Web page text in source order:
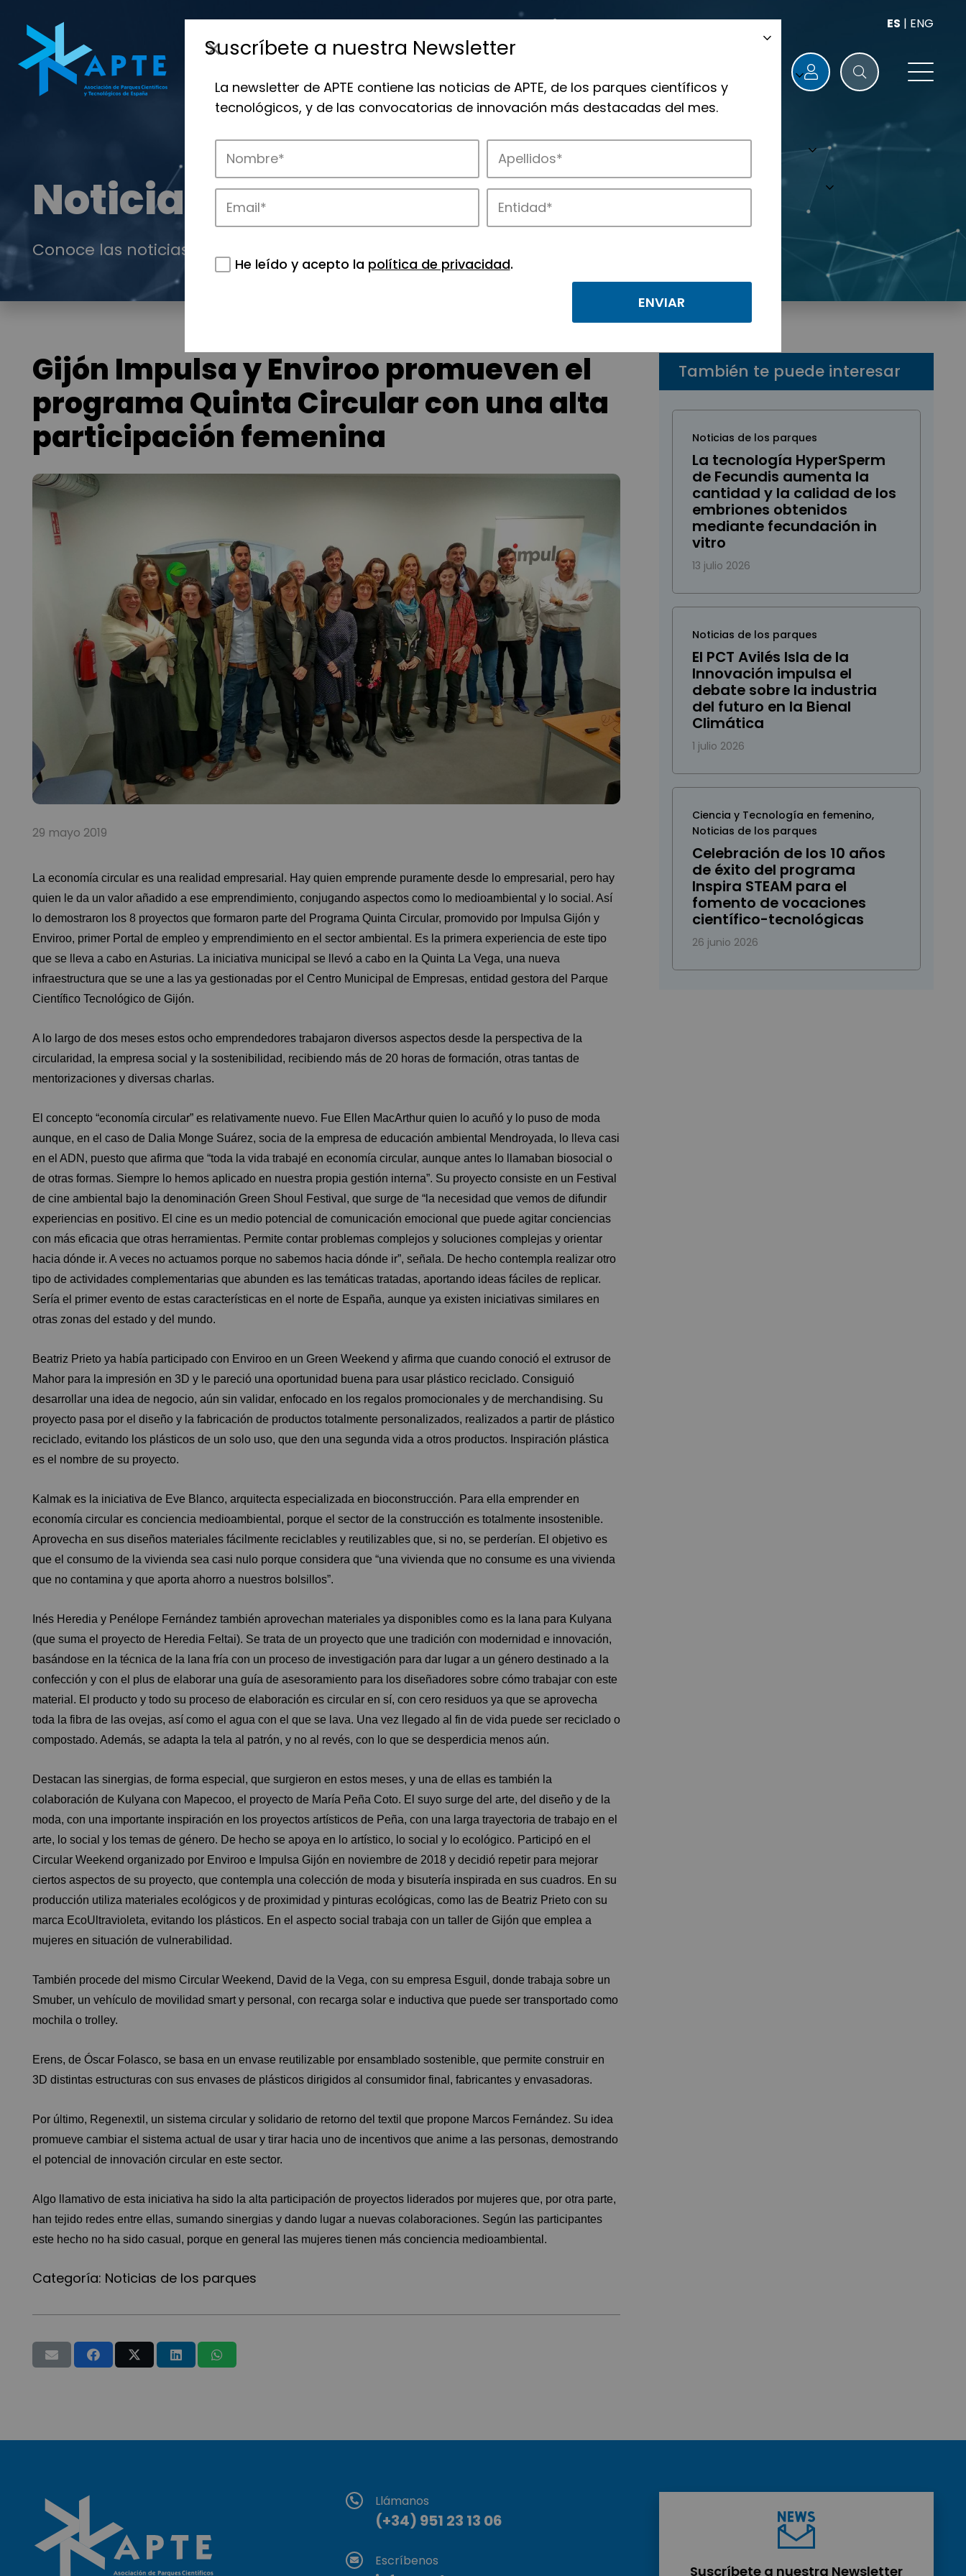
ES | ENG
Noticias
Conoce las noticias más destacadas de APTE y sus parques científicos y tecnológicos.
Gijón Impulsa y Enviroo promueven el
programa Quinta Circular con una alta
participación femenina
29 mayo 2019
La economía circular es una realidad empresarial. Hay quien emprende puramente desde lo empresarial, pero hay
quien le da un valor añadido a ese emprendimiento, conjugando aspectos como lo medioambiental y lo social. Así
lo demostraron los 8 proyectos que formaron parte del Programa Quinta Circular, promovido por Impulsa Gijón y
Enviroo, primer Portal de empleo y emprendimiento en el sector ambiental. Es la primera experiencia de este tipo
que se lleva a cabo en Asturias. La iniciativa municipal se llevó a cabo en la Quinta La Vega, una nueva
infraestructura que se une a las ya gestionadas por el Centro Municipal de Empresas, entidad gestora del Parque
Científico Tecnológico de Gijón.
A lo largo de dos meses estos ocho emprendedores trabajaron diversos aspectos desde la perspectiva de la
circularidad, la empresa social y la sostenibilidad, recibiendo más de 20 horas de formación, otras tantas de
mentorizaciones y diversas charlas.
El concepto “economía circular” es relativamente nuevo. Fue Ellen MacArthur quien lo acuñó y lo puso de moda
aunque, en el caso de Dalia Monge Suárez, socia de la empresa de educación ambiental
Mendroyada, lo lleva casi
en el ADN, puesto que afirma que “toda la vida trabajé en economía circular, aunque antes lo llamaban biosocial o
de otras formas. Siempre lo hemos aplicado en nuestra propia gestión interna”. Su proyecto consiste en un Festival
de cine ambiental bajo la denominación Green Shoul Festival, que surge de “la necesidad que vemos de difundir
experiencias en positivo. El cine es un medio potencial de comunicación emocional que puede agitar conciencias
con más eficacia que otras herramientas. Permite contar problemas complejos y soluciones complejas y orientar
hacia dónde ir. A veces no actuamos porque no sabemos hacia dónde ir”, señala. De hecho contempla realizar otro
tipo de actividades complementarias que abunden es las temáticas tratadas, aportando ideas fáciles de replicar.
Sería el primer evento de estas características en el norte de España, aunque ya existen iniciativas similares en
otras zonas del estado y del mundo.
Beatriz Prieto ya había participado con Enviroo en un Green Weekend y afirma que cuando conoció el extrusor de
Mahor para la impresión en 3D y le pareció una oportunidad buena para usar plástico reciclado. Consiguió
desarrollar una idea de negocio, aún sin validar, enfocado en los regalos promocionales y de merchandising. Su
proyecto pasa por el diseño y la fabricación de productos totalmente personalizados, realizados a partir de plástico
reciclado, evitando los plásticos de un solo uso, que den una segunda vida a otros productos. Inspiración plástica
es el nombre de su proyecto.
Kalmak es la iniciativa de Eve Blanco, arquitecta especializada en bioconstrucción. Para ella emprender en
economía circular es conciencia medioambiental, porque el sector de la construcción es totalmente insostenible.
Aprovecha en sus diseños materiales fácilmente reciclables y reutilizables que, si no, se perderían. El objetivo es
que el consumo de la vivienda sea casi nulo porque considera que “una vivienda que no consume es una vivienda
que no contamina y que aporta ahorro a nuestros bolsillos”.
Inés Heredia y Penélope Fernández también aprovechan materiales ya disponibles como es la lana para Kulyana
(que suma el proyecto de Heredia Feltai). Se trata de un proyecto que une tradición con modernidad e innovación,
basándose en la técnica de la lana fría con un proceso de investigación para dar lugar a un género destinado a la
confección y con el plus de elaborar una guía de asesoramiento para los diseñadores sobre cómo trabajar con este
material. El producto y todo su proceso de elaboración es circular en sí, con cero residuos ya que se aprovecha
toda la fibra de las ovejas, así como el agua con el que se lava. Una vez llegado al fin de vida puede ser reciclado o
compostado. Además, se adapta la tela al patrón, y no al revés, con lo que se desperdicia menos aún.
Destacan las sinergias, de forma especial, que surgieron en estos meses, y una de ellas es también la
colaboración de Kulyana con Mapecoo, el proyecto de María Peña Coto. El suyo surge del arte, del diseño y de la
moda, con una importante inspiración en los proyectos artísticos de Peña, con una larga trayectoria de trabajo en el
arte, lo social y los temas de género. De hecho se apoya en lo artístico, lo social y lo ecológico. Participó en el
Circular Weekend organizado por Enviroo e Impulsa Gijón en noviembre de 2018 y decidió repetir para mejorar
ciertos aspectos de su proyecto, que contempla una colección de moda y bisutería inspirada en sus cuadros. En su
producción utiliza materiales ecológicos y de proximidad y pinturas ecológicas, como las de Beatriz Prieto con su
marca EcoUltravioleta, evitando los plásticos. En el aspecto social trabaja con un taller de Gijón que emplea a
mujeres en situación de vulnerabilidad.
También procede del mismo Circular Weekend, David de la Vega, con su empresa Esguil, donde trabaja sobre un
Smuber, un vehículo de movilidad smart y personal, con recarga solar e inductiva que puede ser transportado como
mochila o trolley.
Erens, de Óscar Folasco, se basa en un envase reutilizable por ensamblado sostenible, que permite construir en
3D distintas estructuras con sus envases de plásticos dirigidos al consumidor final, fabricantes y envasadoras.
Por último, Regenextil, un sistema circular y solidario de retorno del textil que propone Marcos Fernández. Su idea
promueve cambiar el sistema actual de usar y tirar hacia uno de incentivos que anime a las personas, demostrando
el potencial de innovación circular en este sector.
Algo llamativo de esta iniciativa ha sido la alta participación de proyectos liderados por mujeres que, por otra parte,
han tejido redes entre ellas, sumando sinergias y dando lugar a nuevas colaboraciones. Según las participantes
este hecho no ha sido casual, porque en general las mujeres tienen más conciencia medioambiental.
Categoría: Noticias de los parques
También te puede interesar
Noticias de los parques
La tecnología HyperSperm
de Fecundis aumenta la
cantidad y la calidad de los
embriones obtenidos
mediante fecundación in
vitro
13 julio 2026
Noticias de los parques
El PCT Avilés Isla de la
Innovación impulsa el
debate sobre la industria
del futuro en la Bienal
Climática
1 julio 2026
Ciencia y Tecnología en femenino,
Noticias de los parques
Celebración de los 10 años
de éxito del programa
Inspira STEAM para el
fomento de vocaciones
científico-tecnológicas
26 junio 2026
Llámanos
(+34) 951 23 13 06
Escríbenos
Suscríbete a nuestra Newsletter
Suscríbete a nuestra Newsletter
La newsletter de APTE contiene las noticias de APTE, de los parques científicos y
tecnológicos, y de las convocatorias de innovación más destacadas del mes.
He leído y acepto la política de privacidad.